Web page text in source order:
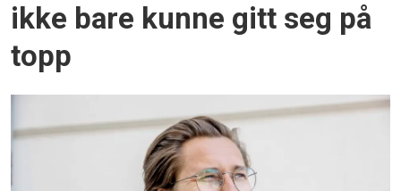
ikke bare kunne gitt seg på
topp